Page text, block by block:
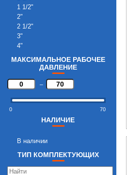
1 1/2"
2"
2 1/2"
3"
4"
МАКСИМАЛЬНОЕ РАБОЧЕЕ
ДАВЛЕНИЕ
–
0 70
НАЛИЧИЕ
В наличии
ТИП КОМПЛЕКТУЮЩИХ